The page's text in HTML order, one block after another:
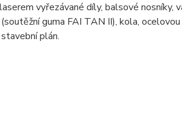
vyřezávané díly, balsové nosníky,
guma FAI TAN II), kola,
plán.